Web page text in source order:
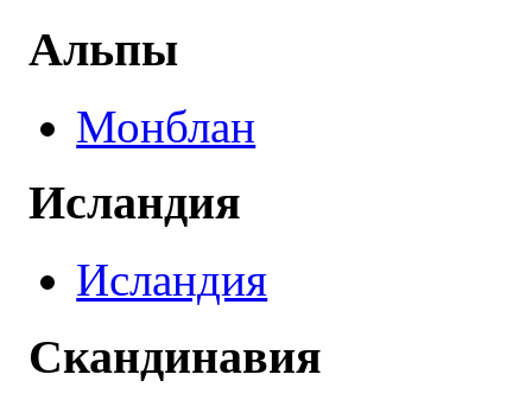
Альпы
Монблан
Исландия
Исландия
Скандинавия